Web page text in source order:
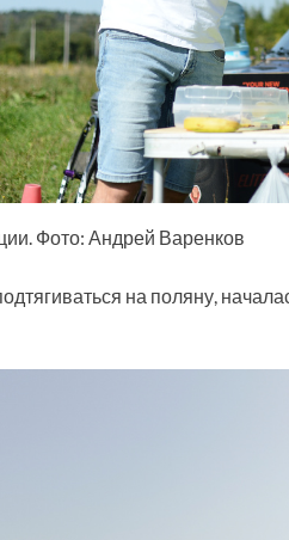
Фото: Андрей Варенков
на поляну,